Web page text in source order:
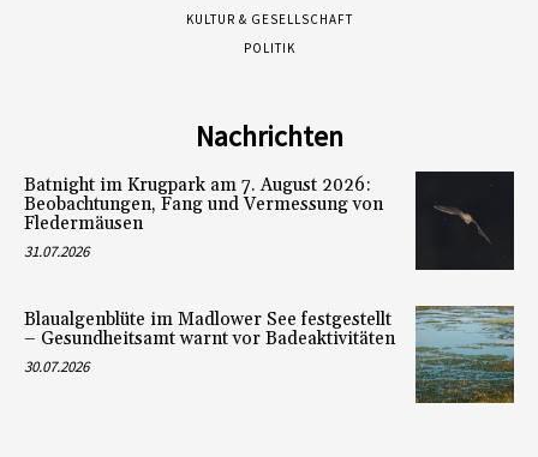
KULTUR & GESELLSCHAFT
POLITIK
Nachrichten
Batnight im Krugpark am 7. August 2026:
Beobachtungen, Fang und Vermessung von
Fledermäusen
31.07.2026
Blaualgenblüte im Madlower See festgestellt
– Gesundheitsamt warnt vor Badeaktivitäten
30.07.2026